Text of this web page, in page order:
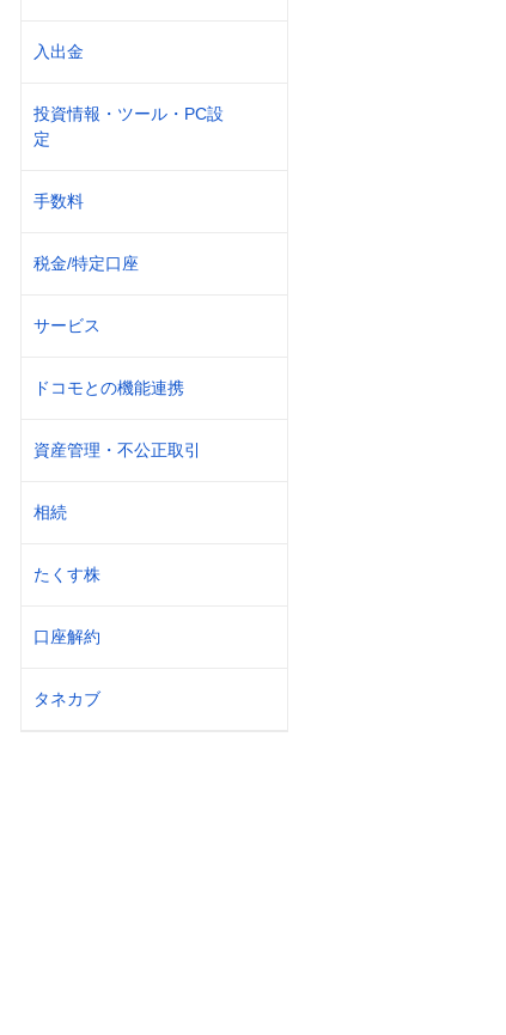
入出金
投資情報・ツール・PC設
定
手数料
税金/特定口座
サービス
ドコモとの機能連携
資産管理・不公正取引
相続
たくす株
口座解約
タネカブ